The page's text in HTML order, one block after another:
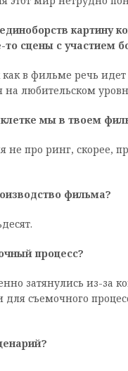
картину
сцены с участием
как в фильме речь
любительском
мы в твоем
не про ринг,
фильма?
процесс?
затянулись из-
для съемочного